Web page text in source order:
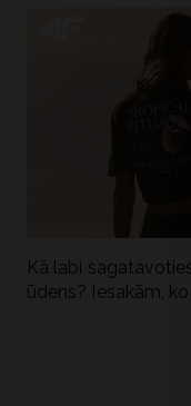
Kā labi
ūdens? Iesakām,